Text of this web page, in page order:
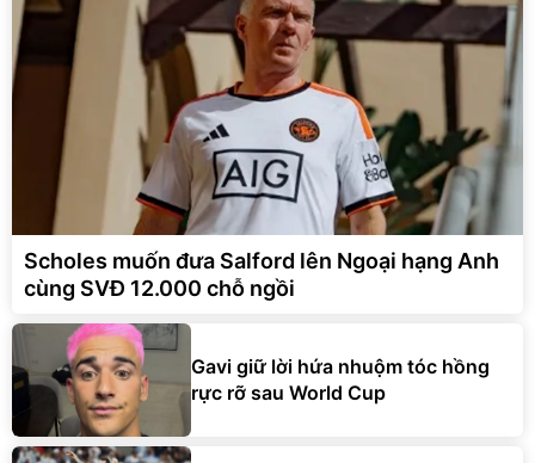
Scholes muốn đưa Salford lên Ngoại hạng Anh
cùng SVĐ 12.000 chỗ ngồi
Gavi giữ lời hứa nhuộm tóc hồng
rực rỡ sau World Cup